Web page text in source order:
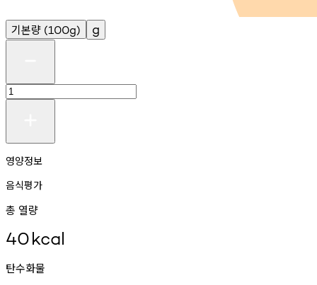
기본량 (100g) g
영양정보
음식평가
총 열량
40kcal
탄수화물